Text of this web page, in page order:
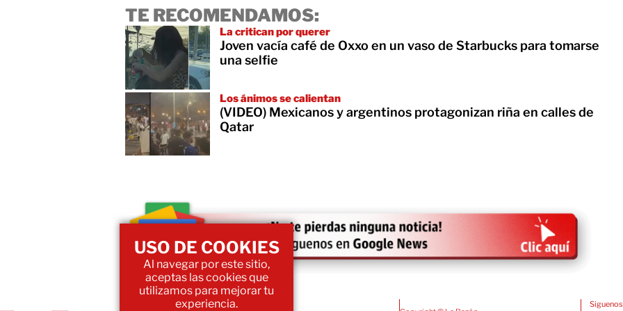
TE RECOMENDAMOS:
La critican por querer
Joven vacía café de Oxxo en un vaso de Starbucks para tomarse
una selfie
Los ánimos se calientan
(VIDEO) Mexicanos y argentinos protagonizan riña en calles de
Qatar
USO DE COOKIES
Al navegar por este sitio,
aceptas las cookies que
utilizamos para mejorar tu
experiencia.